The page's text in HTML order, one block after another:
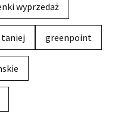
wyprzedaż
taniej greenpoint